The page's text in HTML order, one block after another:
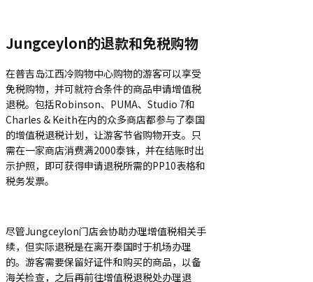
Jungceylon的退款和免税购物
在普吉岛江西冷购物中心购物的游客可以享受
免税购物，并可就符合条件的商品申请增值税
退税。包括Robinson、PUMA、Studio 7和
Charles & Keith在内的众多商店都参与了泰国
的增值税退税计划，让游客节省购物开支。只
需在一家商店消费满2000泰铢，并在结账时出
示护照，即可获得申请退税所需的PP10表格和
税务发票。
尽管Jungceylon门店会协助办理增值税相关手
续，但实际退税是在离开泰国时于机场办理
的。游客需要保留好证件和购买的商品，以备
海关检查，之后再前往增值税退税处办理退